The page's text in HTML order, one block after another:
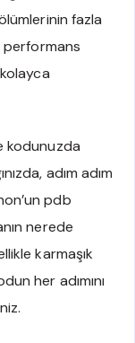
fazla
performans
kodunuzda
adım adım
pdb
nerede
karmaşık
her adımını